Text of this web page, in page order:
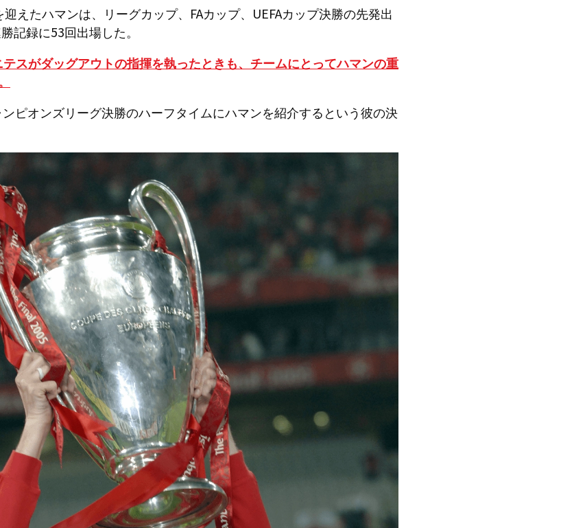
えたハマンは、リーグカップ、FAカップ、UEFAカップ決勝の先発出
記録に53回出場した。
スがダッグアウトの指揮を執ったときも、チームにとってハマンの重
ピオンズリーグ決勝のハーフタイムにハマンを紹介するという彼の決